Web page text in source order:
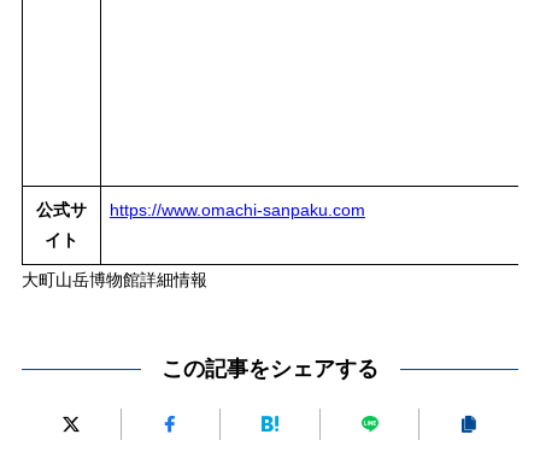
公式サ
イト
https://www.omachi-sanpaku.com
大町山岳博物館詳細情報
この記事をシェアする